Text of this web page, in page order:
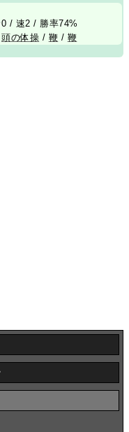
/ 速2 / 勝率74%
頭の体操 / 鞭 / 鞭